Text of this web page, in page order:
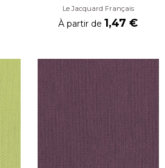
Le Jacquard Français
À partir de1,47 €